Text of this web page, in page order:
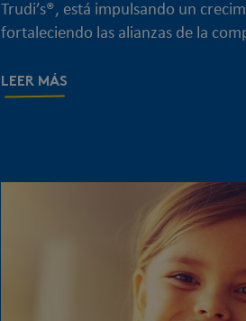
Trudi’s®, está impulsando un
fortaleciendo las alianzas de la
LEER MÁS